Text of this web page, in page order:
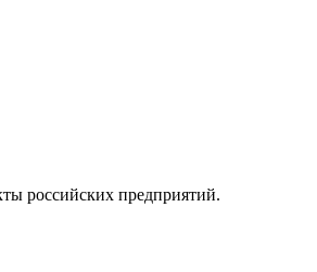
российских предприятий.